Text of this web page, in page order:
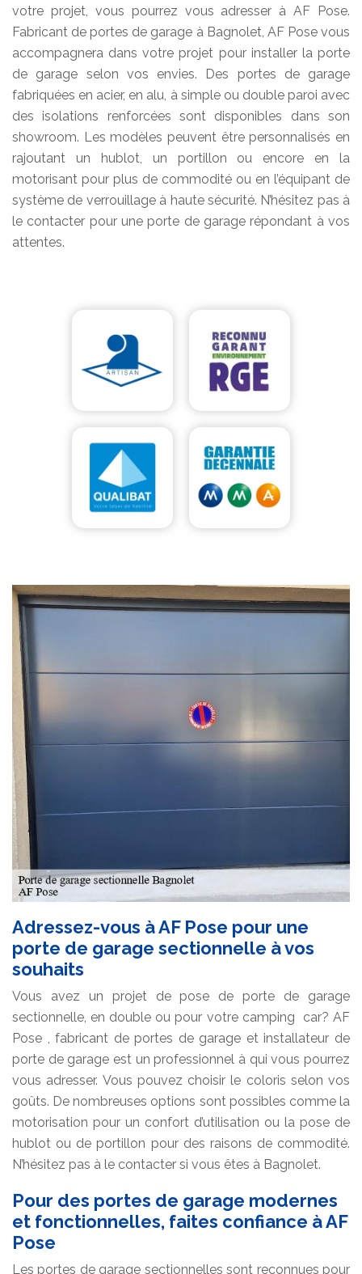
votre projet, vous pourrez vous adresser à AF Pose.
Fabricant de portes de garage à Bagnolet, AF Pose vous
accompagnera dans votre projet pour installer la porte
de garage selon vos envies. Des portes de garage
fabriquées en acier, en alu, à simple ou double paroi avec
des isolations renforcées sont disponibles dans son
showroom. Les modèles peuvent être personnalisés en
rajoutant un hublot, un portillon ou encore en la
motorisant pour plus de commodité ou en l’équipant de
système de verrouillage à haute sécurité. N’hésitez pas à
le contacter pour une porte de garage répondant à vos
attentes.
Adressez-vous à AF Pose pour une
porte de garage sectionnelle à vos
souhaits
Vous avez un projet de pose de porte de garage
sectionnelle, en double ou pour votre camping car? AF
Pose , fabricant de portes de garage et installateur de
porte de garage est un professionnel à qui vous pourrez
vous adresser. Vous pouvez choisir le coloris selon vos
goûts. De nombreuses options sont possibles comme la
motorisation pour un confort d’utilisation ou la pose de
hublot ou de portillon pour des raisons de commodité.
N’hésitez pas à le contacter si vous êtes à Bagnolet.
Pour des portes de garage modernes
et fonctionnelles, faites confiance à AF
Pose
Les portes de garage sectionnelles sont reconnues pour